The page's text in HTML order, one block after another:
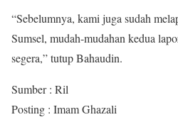
“Sebelumnya, kami juga sudah
Sumsel, mudah-mudahan kedua
segera,” tutup Bahaudin.
Sumber : Ril
Posting : Imam Ghazali